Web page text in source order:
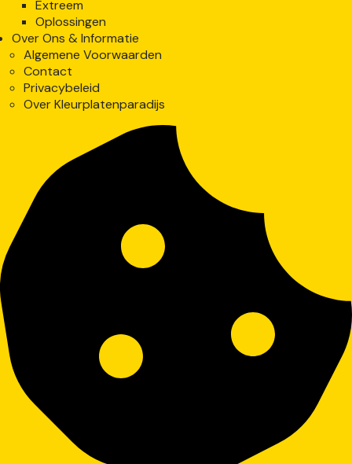
Extreem
Oplossingen
Over Ons & Informatie
Algemene Voorwaarden
Contact
Privacybeleid
Over Kleurplatenparadijs